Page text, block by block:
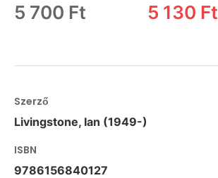
5 700 Ft 5 130 Ft
Szerző
Livingstone, Ian (1949-)
ISBN
9786156840127